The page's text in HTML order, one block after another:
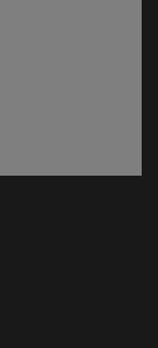
ventana)
ventana)